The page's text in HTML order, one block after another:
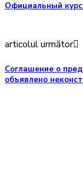
Oфициальный
articolul următor
Соглашение о
объявлено